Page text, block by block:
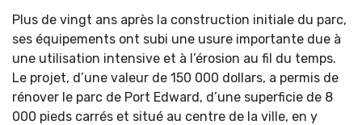
Plus de vingt ans après la construction initiale du parc,
ses équipements ont subi une usure importante due à
une utilisation intensive et à l’érosion au fil du temps.
Le projet, d’une valeur de 150 000 dollars, a permis de
rénover le parc de Port Edward, d’une superficie de 8
000 pieds carrés et situé au centre de la ville, en y